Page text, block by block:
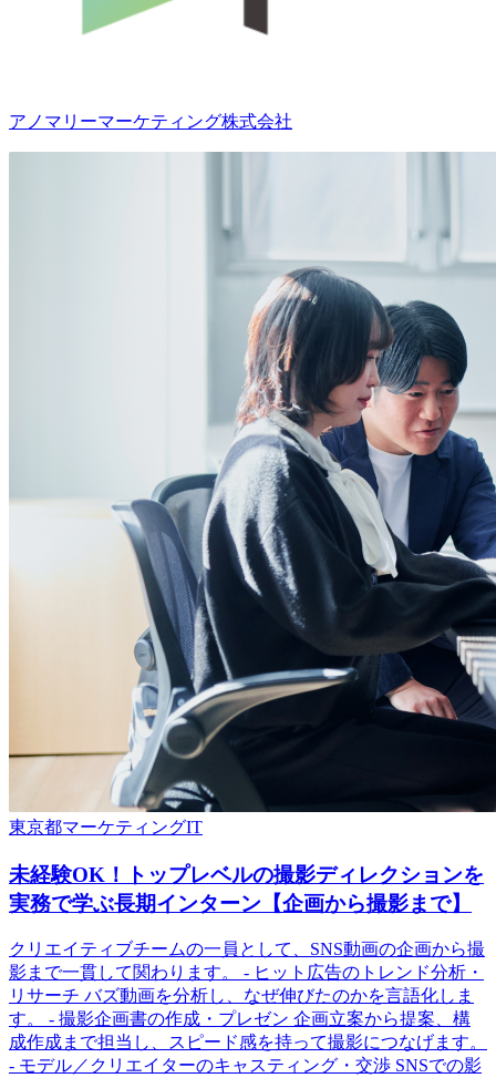
アノマリーマーケティング株式会社
東京都マーケティングIT
未経験OK！トップレベルの撮影ディレクションを
実務で学ぶ長期インターン【企画から撮影まで】
クリエイティブチームの一員として、SNS動画の企画から撮
影まで一貫して関わります。 - ヒット広告のトレンド分析・
リサーチ バズ動画を分析し、なぜ伸びたのかを言語化しま
す。 - 撮影企画書の作成・プレゼン 企画立案から提案、構
成作成まで担当し、スピード感を持って撮影につなげます。
- モデル／クリエイターのキャスティング・交渉 SNSでの影